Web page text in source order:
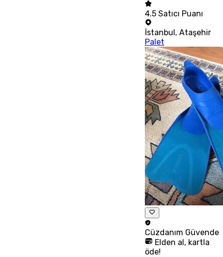
4.5 Satıcı Puanı
İstanbul, Ataşehir
Palet
Cüzdanım Güvende
Elden al, kartla
öde!